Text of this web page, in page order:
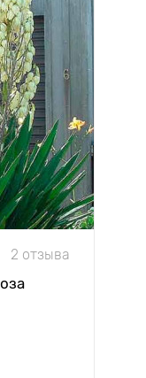
2 отзыва